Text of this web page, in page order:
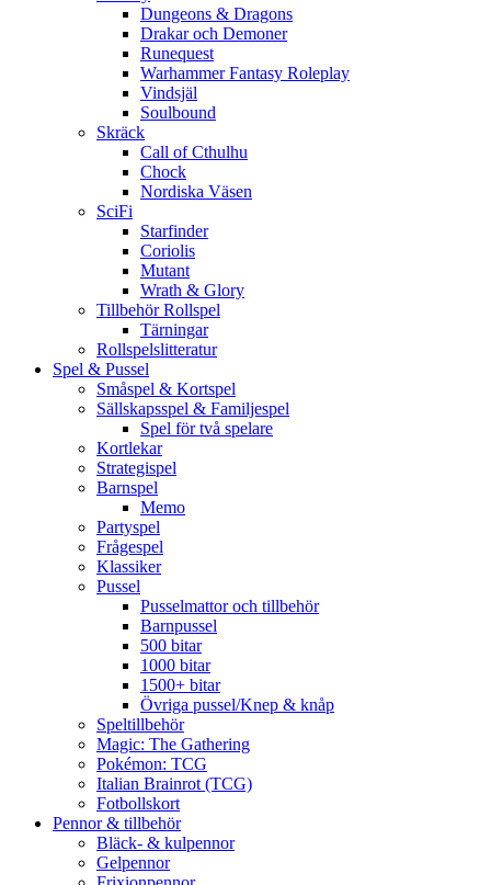
Dungeons & Dragons
Drakar och Demoner
Runequest
Warhammer Fantasy Roleplay
Vindsjäl
Soulbound
Skräck
Call of Cthulhu
Chock
Nordiska Väsen
SciFi
Starfinder
Coriolis
Mutant
Wrath & Glory
Tillbehör Rollspel
Tärningar
Rollspelslitteratur
Spel & Pussel
Småspel & Kortspel
Sällskapsspel & Familjespel
Spel för två spelare
Kortlekar
Strategispel
Barnspel
Memo
Partyspel
Frågespel
Klassiker
Pussel
Pusselmattor och tillbehör
Barnpussel
500 bitar
1000 bitar
1500+ bitar
Övriga pussel/Knep & knåp
Speltillbehör
Magic: The Gathering
Pokémon: TCG
Italian Brainrot (TCG)
Fotbollskort
Pennor & tillbehör
Bläck- & kulpennor
Gelpennor